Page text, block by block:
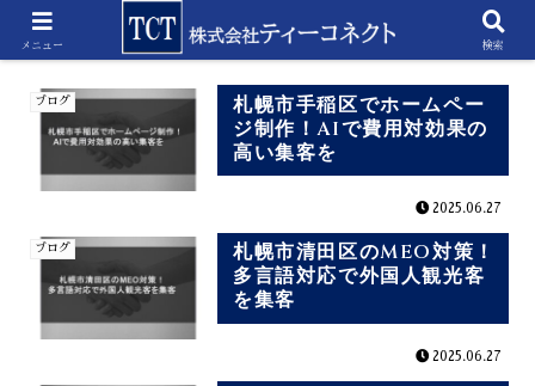
2025-06
ブログ
札幌市手稲区でホームペー
ジ制作！AIで費用対効果の
高い集客を
2025.06.27
ブログ
札幌市清田区のMEO対策！
多言語対応で外国人観光客
を集客
2025.06.27
メニュー 検索